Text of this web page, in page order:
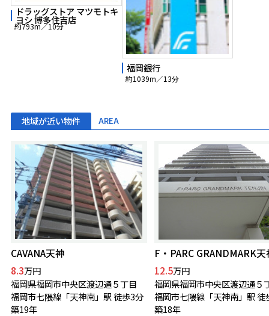
ドラッグストア マツモトキ
ヨシ 博多住吉店
約793m／10分
福岡銀行
約1039m／13分
地域が近い物件 AREA
CAVANA天神
8.3万円
福岡県福岡市中央区渡辺通５丁目
福岡市七隈線「天神南」駅 徒歩3分
築19年
F・PARC GRANDMARK天
12.5万円
福岡県福岡市中央区渡辺通５
福岡市七隈線「天神南」駅 徒
築18年